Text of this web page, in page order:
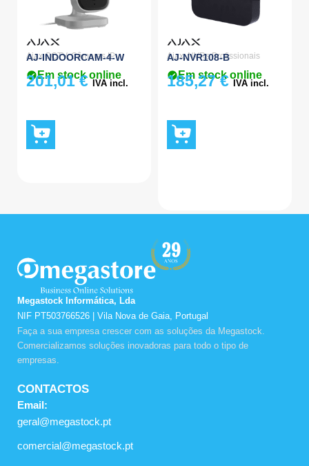
Ajax CCTV,Câmaras IP
AJ-INDOORCAM-4-W
Em stock online
201,01€ IVA incl.
Ajax,NVRs Profissionais
AJ-NVR108-B
Em stock online
185,27€ IVA incl.
Megastock Informática, Lda
NIF PT503766526 | Vila Nova de Gaia, Portugal
Faça a sua empresa crescer com as soluções da Megastock.
Comercializamos soluções inovadoras para todo o tipo de
empresas.
CONTACTOS
Email:
geral@megastock.pt
comercial@megastock.pt